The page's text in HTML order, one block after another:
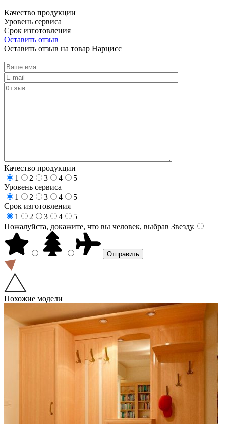
Качество продукции
Уровень сервиса
Срок изготовления
Оставить отзыв
Оставить отзыв на товар Нарцисс
Качество продукции
1
2 3 4
5
Уровень сервиса
1
2 3 4
5
Срок изготовления
1
2 3 4
5
Пожалуйста, докажите, что вы человек, выбрав Звезду.
Похожие модели